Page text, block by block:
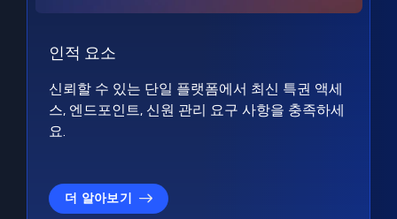
인적 요소
신뢰할 수 있는 단일 플랫폼에서 최신 특권 액세
스, 엔드포인트, 신원 관리 요구 사항을 충족하세
요.
더 알아보기